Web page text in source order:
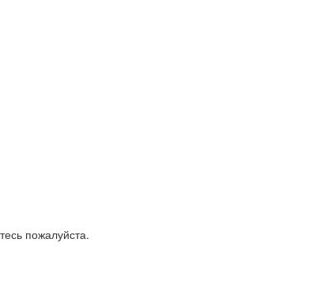
пожалуйста.